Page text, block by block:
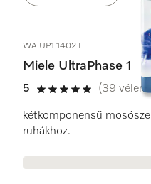
WA UP1 1402 L
Miele UltraPhase 1
5
5 / 5
(39
kétkomponensű
ruhákhoz.